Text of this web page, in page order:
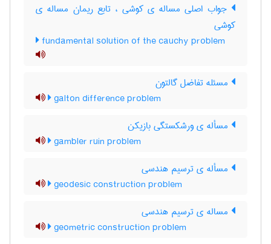
جواب اصلی مساله ی کوشی ، تابع ریمان مساله ی
کوشی
fundamental solution of the cauchy problem
مسئله تفاضل گالتون
galton difference problem
مسأله ی ورشکستگی بازیکن
gambler ruin problem
مسأله ی ترسیم هندسی
geodesic construction problem
مساله ی ترسیم هندسی
geometric construction problem